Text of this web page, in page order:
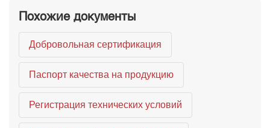
Похожие документы
Добровольная сертификация
Паспорт качества на продукцию
Регистрация технических условий